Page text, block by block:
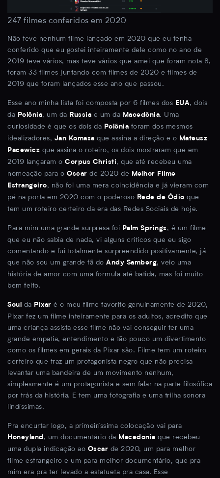
247 filmes conferidos em 2020
Não teve nenhum filme lançado em 2020 que eu tenha
conferido que eu gostei inteiramente dele como no ano de
2019 teve vários, mas teve vários que amei que foram nota 8,
foram 33 filmes juntando com filmes de 2020 e filmes de
2019 que foram lançados esse ano que passou.
Esse ano minha lista foi composta por 6 filmes dos EUA, dois
da Polônia, um da Russia e um da Macedônia. Uma
curiosidade é que os dois da Polônia foram dos mesmos
idealizadores, Jan Komasa que assina a direção e o Mateusz
Pacewicz que assina o roteiro, os dois mostraram que em
2019 lançaram o Corpus Christi, que até recebeu uma
nomeação para o Oscar de 2020 de Melhor Filme
Estrangeiro, não foi uma mera coincidência e já vieram com
pé na porta em 2020 com o poderoso Rede de Ódio que
tem um roteiro certeiro da era das Redes Sociais de hoje.
Para mim uma grande surpresa foi Palm Springs , é um filme
que eu não sabia de nada, vi alguns críticos que eu sigo
comentando e fui totalmente surpreendido positivamente, já
que não sou um grande fã do Andy Samberg, veio uma
história de amor com uma formula até batida, mas foi muito
bem feito.
Soul da Pixar é o meu filme favorito genuinamente de 2020,
Pixar fez um filme inteiramente para os adultos, acredito que
uma criança assista esse filme não vai conseguir ter uma
grande empatia, entendimento e tão pouco um divertimento
como os filmes em gerais da Pixar são. Filme tem um roteiro
certeiro que traz um protagonista negro que não precisa
levantar uma bandeira de um movimento nenhum,
simplesmente é um protagonista e sem falar na parte filosófica
por trás da história. E tem uma fotografia e uma trilha sonora
lindíssimas.
Pra encurtar logo, a primeiríssima colocação vai para
Honeyland , um documentário da Macedonia que recebeu
uma dupla indicação ao Oscar de 2020, um para melhor
filme estrangeiro e um para melhor documentário, que pra
mim era pra ter levado a estatueta pra casa. Esse